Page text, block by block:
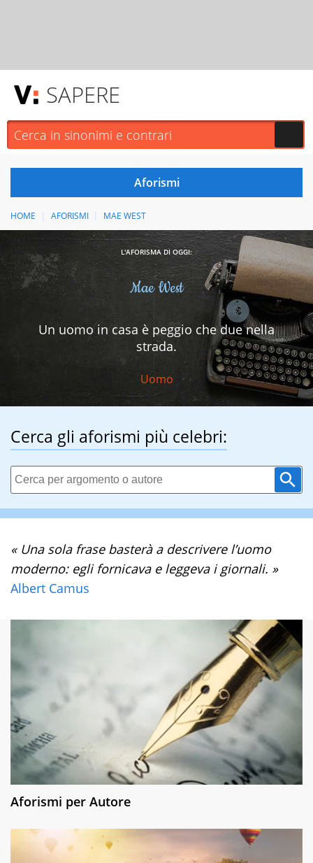
SAPERE
HOME AFORISMI MAE WEST
L'AFORISMA DI OGGI:
Mae West
Un uomo in casa è peggio che due nella
strada.
Uomo
Cerca gli aforismi più celebri:
« Una sola frase basterà a descrivere l’uomo
moderno: egli fornicava e leggeva i giornali. »
Albert Camus
Aforismi per Autore